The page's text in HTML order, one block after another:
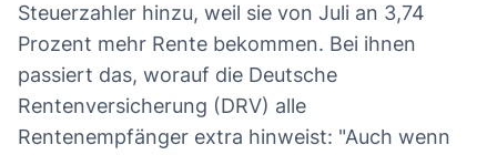
Steuerzahler hinzu, weil sie von Juli an 3,74
Prozent mehr Rente bekommen. Bei ihnen
passiert das, worauf die Deutsche
Rentenversicherung (DRV) alle
Rentenempfänger extra hinweist: "Auch wenn